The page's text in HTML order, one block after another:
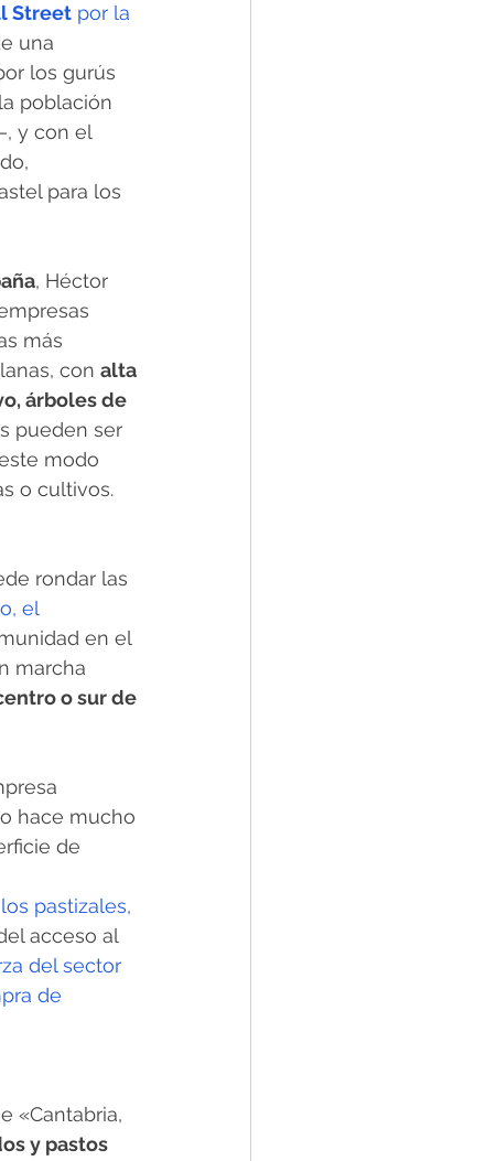
Street por la
una
los gurús
población
y con el
para los
, Héctor
más
con alta
árboles de
pueden ser
modo
o cultivos.
rondar las
el
en el
marcha
o sur de
hace mucho
de
pastizales,
acceso al
del sector
de
«Cantabria,
y pastos